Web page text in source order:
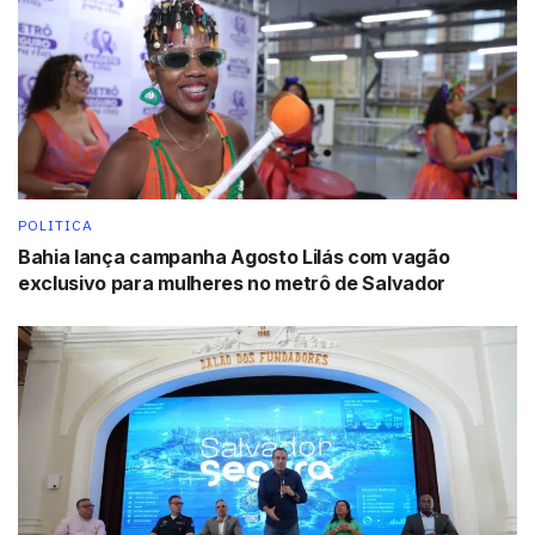
(automóveis).
Entre as medidas previstas estão:
Oferta gratuita de curso teórico online;
Redução da carga horária mínima obrigatória das
aulas práticas para 20 horas;
Possibilidade de contratação direta de instrutores
autônomos credenciados;
Simplificação de etapas do processo de habilitação.
Segundo o governo federal, as alterações visam diminuir
o custo da CNH, ampliar o acesso da população ao
documento e reduzir o número de motoristas que
circulam sem habilitação regular.
Impacto na mobilidade e na segurança
POLITICA
Bahia lança campanha Agosto Lilás com vagão
exclusivo para mulheres no metrô de Salvador